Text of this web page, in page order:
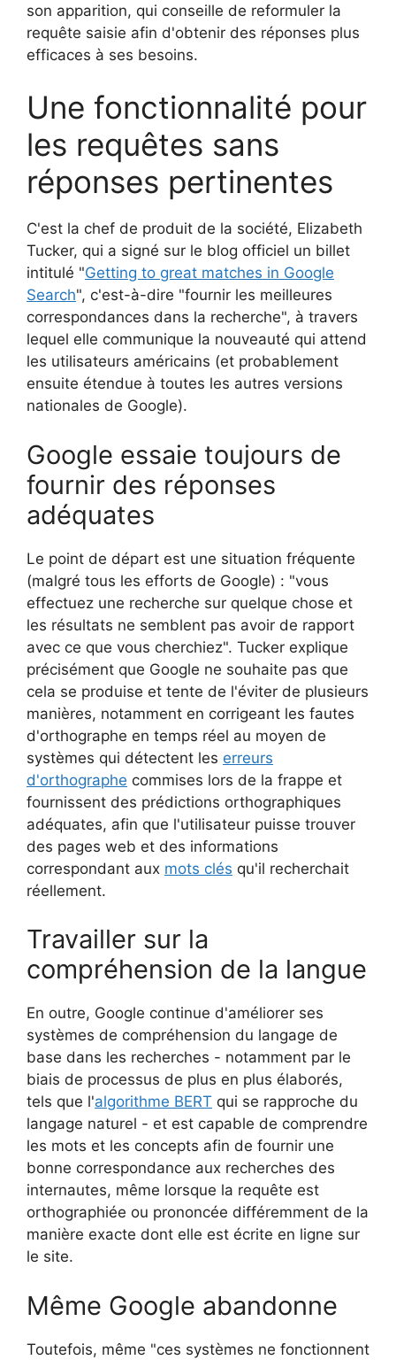
son apparition, qui conseille de reformuler la
requête saisie afin d'obtenir des réponses plus
efficaces à ses besoins.
Une fonctionnalité pour
les requêtes sans
réponses pertinentes
C'est la chef de produit de la société, Elizabeth
Tucker, qui a signé sur le blog officiel un billet
intitulé "Getting to great matches in Google
Search", c'est-à-dire "fournir les meilleures
correspondances dans la recherche", à travers
lequel elle communique la nouveauté qui attend
les utilisateurs américains (et probablement
ensuite étendue à toutes les autres versions
nationales de Google).
Google essaie toujours de
fournir des réponses
adéquates
Le point de départ est une situation fréquente
(malgré tous les efforts de Google) : "vous
effectuez une recherche sur quelque chose et
les résultats ne semblent pas avoir de rapport
avec ce que vous cherchiez". Tucker explique
précisément que Google ne souhaite pas que
cela se produise et tente de l'éviter de plusieurs
manières, notamment en corrigeant les fautes
d'orthographe en temps réel au moyen de
systèmes qui détectent les erreurs
d'orthographe commises lors de la frappe et
fournissent des prédictions orthographiques
adéquates, afin que l'utilisateur puisse trouver
des pages web et des informations
correspondant aux mots clés qu'il recherchait
réellement.
Travailler sur la
compréhension de la langue
En outre, Google continue d'améliorer ses
systèmes de compréhension du langage de
base dans les recherches - notamment par le
biais de processus de plus en plus élaborés,
tels que l'algorithme BERT qui se rapproche du
langage naturel - et est capable de comprendre
les mots et les concepts afin de fournir une
bonne correspondance aux recherches des
internautes, même lorsque la requête est
orthographiée ou prononcée différemment de la
manière exacte dont elle est écrite en ligne sur
le site.
Même Google abandonne
Toutefois, même "ces systèmes ne fonctionnent